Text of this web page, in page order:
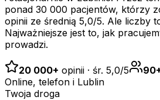
ponad 30 000 pacjentów, którzy
opinii ze średnią 5,0/5. Ale liczby
Najważniejsze jest to, jak
prowadzi.
20 000+ opinii · śr. 5,0/5
Online, telefon i Lublin
Twoja droga